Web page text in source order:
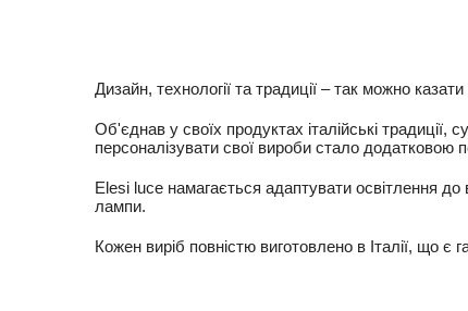
Дизайн, технології та традиції – так можно
Об'єднав у своїх продуктах італійські традиції,
персоналізувати свої вироби стало додатковою
Elesi luce намагається адаптувати освітлення до
лампи.
Кожен виріб повністю виготовлено в Італії, що є